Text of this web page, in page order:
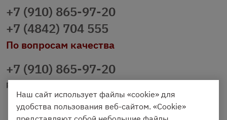
+7 (910) 865-97-20
+7 (4842) 704 555
По вопросам качества
+7 (910) 865-97-20
prazdnichniy40@palmi.ru
Наш сайт использует файлы «cookie» для
удобства пользования веб-сайтом. «Cookie»